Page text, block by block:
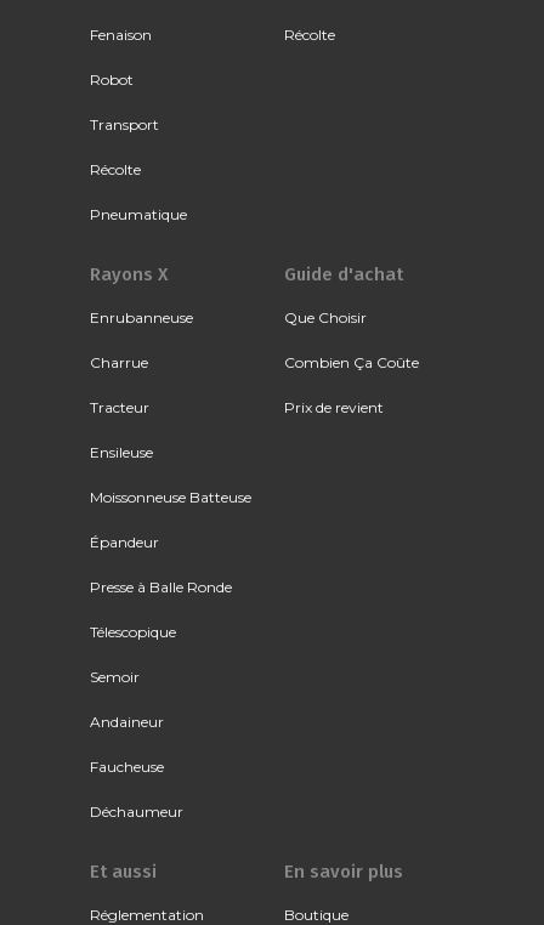
Fenaison
Robot
Transport
Récolte
Pneumatique
Récolte
Rayons X
Enrubanneuse
Charrue
Tracteur
Ensileuse
Moissonneuse Batteuse
Épandeur
Presse à Balle Ronde
Télescopique
Semoir
Andaineur
Faucheuse
Déchaumeur
Guide d'achat
Que Choisir
Combien Ça Coûte
Prix de revient
Et aussi
Réglementation
En savoir plus
Boutique